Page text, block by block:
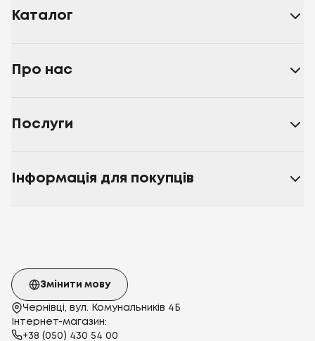
Каталог
Про нас
Послуги
Інформація для покупців
Чернівці, вул. Комунальників 4Б
Інтернет-магазин:
+38 (050) 430 54 00
Змінити мову